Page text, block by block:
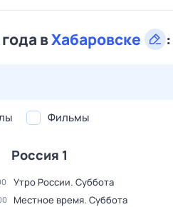
вХабаровске :
Фильмы
Россия 1
Утро России. Суббота
Местное время. Суббота